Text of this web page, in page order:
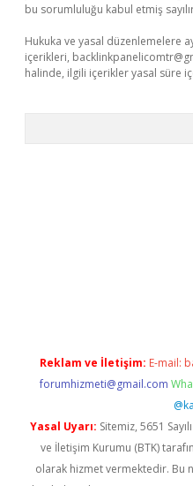
bu sorumluluğu kabul etmiş
Hukuka ve yasal düzenlemelere
içerikleri,
halinde, ilgili içerikler yasal süre
Reklam ve İletişim: E-mail:
forumhizmeti@gmail.com
Yasal Uyarı: Sitemiz, 5651
ve İletişim Kurumu (BTK)
olarak hizmet vermektedir. Bu